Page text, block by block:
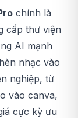
chính là
cấp thư viện
AI mạnh
nhạc vào
nghiệp, từ
vào canva,
cực kỳ ưu